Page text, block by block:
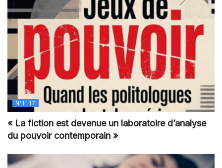
N°1117
« La fiction est devenue un laboratoire d’analyse
du pouvoir contemporain »